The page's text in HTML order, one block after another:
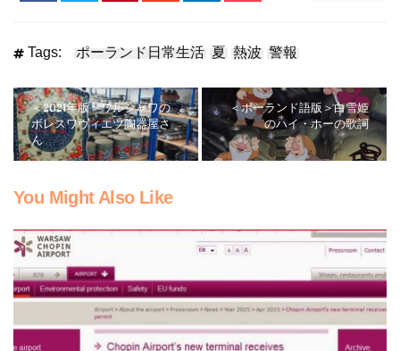
Tags: ポーランド日常生活 夏 熱波 警報
＜2021年版＞ワルシャワの
ボレスワヴィエツ陶器屋さ
ん
＜ポーランド語版＞白雪姫
のハイ・ホーの歌詞
You Might Also Like